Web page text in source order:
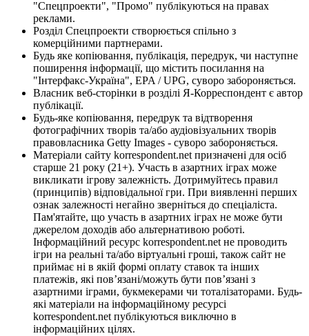
"Спецпроекти", "Промо" публікуються на правах
реклами.
Розділ Спецпроекти створюється спільно з
комерційними партнерами.
Будь яке копіювання, публікація, передрук, чи наступне
поширення інформації, що містить посилання на
"Інтерфакс-Україна", EPA / UPG, суворо забороняється.
Власник веб-сторінки в розділі Я-Корреспондент є автор
публікації.
Будь-яке копіювання, передрук та відтворення
фотографічних творів та/або аудіовізуальних творів
правовласника Getty Images - суворо забороняється.
Матеріали сайту korrespondent.net призначені для осіб
старше 21 року (21+). Участь в азартних іграх може
викликати ігрову залежність. Дотримуйтесь правил
(принципів) відповідальної гри. При виявленні перших
ознак залежності негайно зверніться до спеціаліста.
Пам'ятайте, що участь в азартних іграх не може бути
джерелом доходів або альтернативою роботі.
Інформаційний ресурс korrespondent.net не проводить
ігри на реальні та/або віртуальні гроші, також сайт не
приймає ні в якій формі оплату ставок та інших
платежів, які пов’язані/можуть бути пов’язані з
азартними іграми, букмекерами чи тоталізаторами. Будь-
які матеріали на інформаційному ресурсі
korrespondent.net публікуються виключно в
інформаційних цілях.